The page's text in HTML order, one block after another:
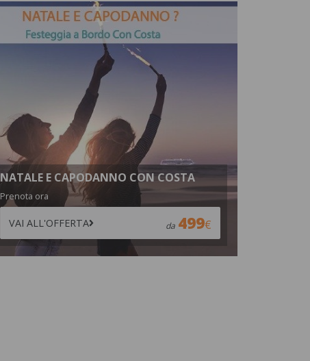
NATALE E CAPODANNO CON COSTA
Prenota ora
VAI ALL'OFFERTA da 499